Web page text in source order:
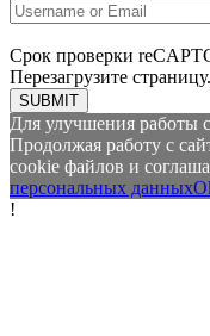
Срок проверки
Перезагрузите страницу.
SUBMIT
Для улучшения работы
Продолжая работу с
cookie файлов и
персональных данных
!